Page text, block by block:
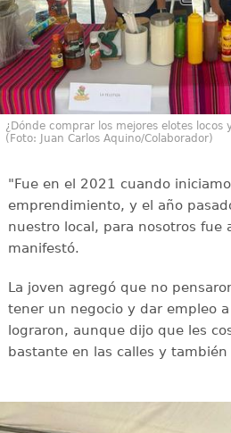
¿Dónde comprar los mejores elotes locos
(Foto: Juan Carlos Aquino/Colaborador)
"Fue en el 2021 cuando
emprendimiento, y el año
nuestro local, para nosotros fue
manifestó.
La joven agregó que no
tener un negocio y dar empleo
lograron, aunque dijo que les
bastante en las calles y también